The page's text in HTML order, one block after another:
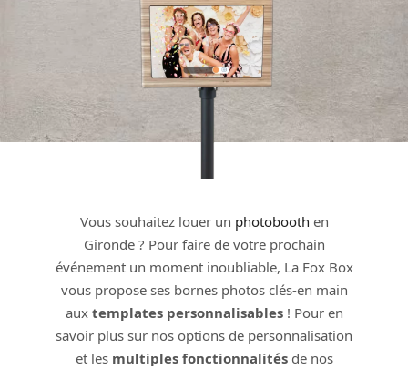
Vous souhaitez louer un photobooth en
Gironde ? Pour faire de votre prochain
événement un moment inoubliable, La Fox Box
vous propose ses bornes photos clés-en main
aux templates personnalisables! Pour en
savoir plus sur nos options de personnalisation
et les multiples fonctionnalitésde nos